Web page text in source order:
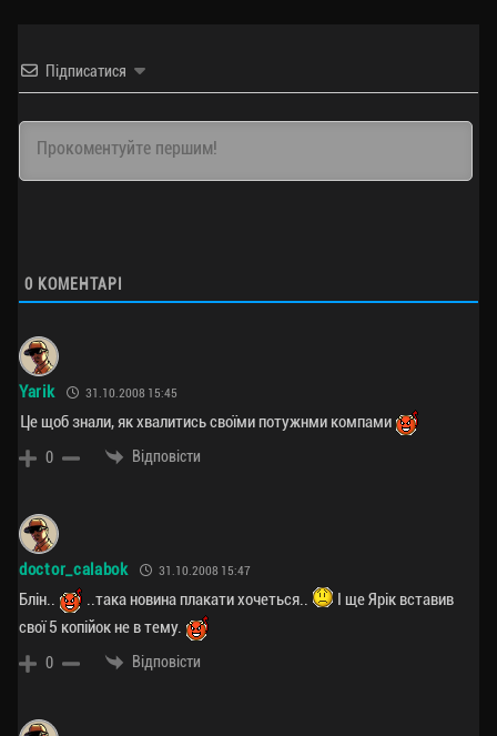
Підписатися
0 КОМЕНТАРІ
Yarik 31.10.2008 15:45
Це щоб знали, як хвалитись своїми потужнми компами
0 Відповісти
doctor_calabok 31.10.2008 15:47
Блін.. ..така новина плакати хочеться..
І ще Ярік вставив
свої 5 копійок не в тему.
0 Відповісти